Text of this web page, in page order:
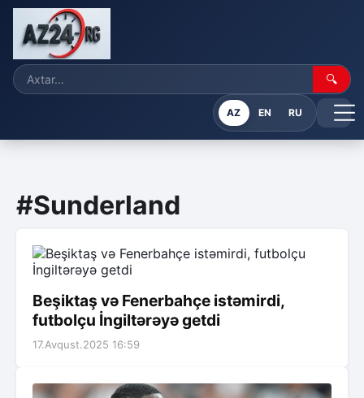
🔍
AZ EN RU
#Sunderland
Beşiktaş və Fenerbahçe istəmirdi,
futbolçu İngiltərəyə getdi
17.Avqust.2025 16:59